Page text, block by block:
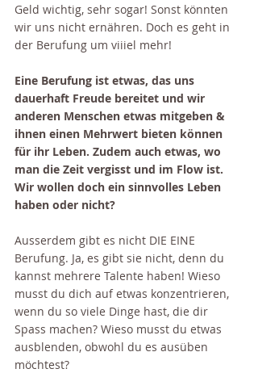
Geld wichtig, sehr sogar! Sonst könnten
wir uns nicht ernähren. Doch es geht in
der Berufung um viiiel mehr!
Eine Berufung ist etwas, das uns
dauerhaft Freude bereitet und wir
anderen Menschen etwas mitgeben &
ihnen einen Mehrwert bieten können
für ihr Leben. Zudem auch etwas, wo
man die Zeit vergisst und im Flow ist.
Wir wollen doch ein sinnvolles Leben
haben oder nicht?
Ausserdem gibt es nicht DIE EINE
Berufung. Ja, es gibt sie nicht, denn du
kannst mehrere Talente haben! Wieso
musst du dich auf etwas konzentrieren,
wenn du so viele Dinge hast, die dir
Spass machen? Wieso musst du etwas
ausblenden, obwohl du es ausüben
möchtest?